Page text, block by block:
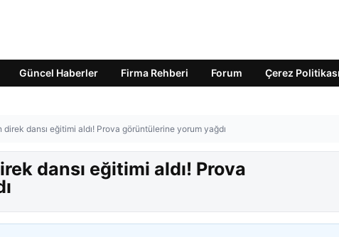
Güncel Haberler Firma Rehberi Forum Çerez Politikası
dansı eğitimi aldı! Prova görüntülerine yorum yağdı
dansı eğitimi aldı! Prova